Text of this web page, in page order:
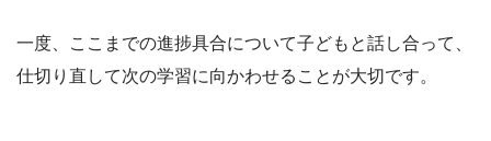
一度、ここまでの進捗具合について子どもと話し合って、
仕切り直して次の学習に向かわせることが大切です。